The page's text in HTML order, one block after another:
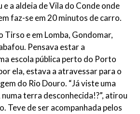
e a aldeia de Vila do Conde onde
faz-se em 20 minutos de carro.
Tirso e em Lomba, Gondomar,
Pensava estar a
escola pública perto do Porto
ela, estava a atravessar para o
do Rio Douro. “Já viste uma
terra desconhecida!?”, atirou
Teve de ser acompanhada pelos